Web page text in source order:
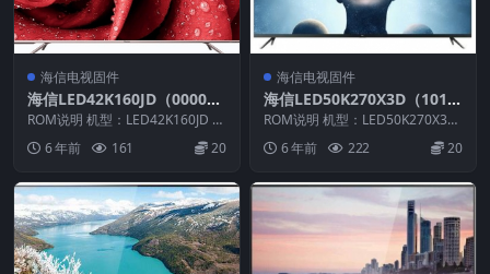
海信电视固件
海信LED42K160JD（0000）
BOM1_C004_20120930官方
原厂USB刷机电视固件包
ROM说明 机型：LED42K160JD 固
件版本：（0000） BOM：1 海...
6 年前 161 20
海信电视固件
海信LED50K270X3D（101
1）BOM2官方原厂USB刷机
电视固件包
ROM说明 机型：LED50K270X3D
固件版本：（1011） BOM：2 ...
6 年前 222 20